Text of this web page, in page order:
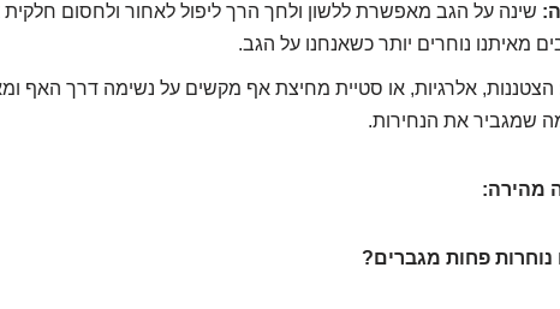
שינה על הגב מאפשרת ללשון ולחך הרך ליפול לאחור ולחסום חלקית
מאיתנו נוחרים יותר כשאנחנו על הגב.
הצטננות, אלרגיות, או סטיית מחיצת אף מקשים על נשימה דרך האף
שמגביר את הנחירות.
מהירה:
פחות מגברים?